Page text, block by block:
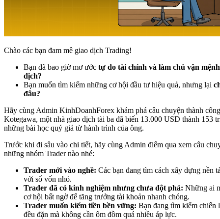
Chào các bạn đam mê giao dịch Trading!
Bạn đã bao giờ mơ ước tự do tài chính và làm chủ vận
dịch?
Bạn muốn tìm kiếm những cơ hội đầu tư hiệu quả, nhưng lại
đâu?
Hãy cùng Admin KinhDoanhForex khám phá câu chuyện thành
Kotegawa, một nhà giao dịch tài ba đã biến 13.000 USD thành 153
những bài học quý giá từ hành trình của ông.
Trước khi đi sâu vào chi tiết, hãy cùng Admin điểm qua xem câu
những nhóm Trader nào nhé:
Trader mới vào nghề: Các bạn đang tìm cách xây dựng nền
với số vốn nhỏ.
Trader đã có kinh nghiệm nhưng chưa đột phá: Những ai
cơ hội bất ngờ để tăng trưởng tài khoản nhanh chóng.
Trader muốn kiếm tiền bền vững: Bạn đang tìm kiếm
đều đặn mà không cần ôm đồm quá nhiều áp lực.